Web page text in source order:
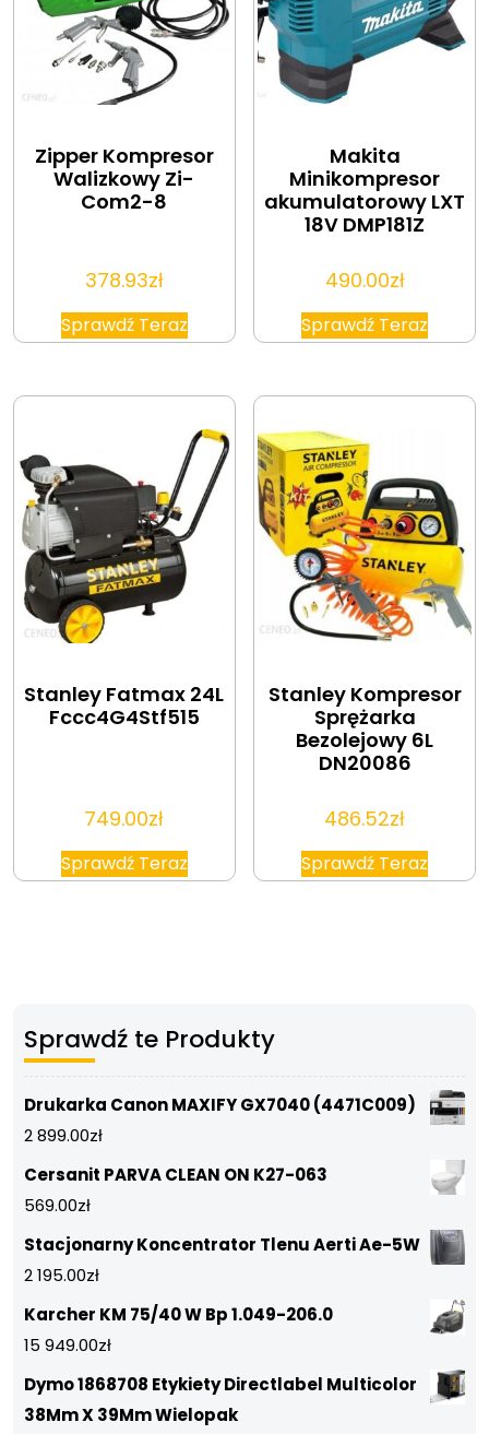
Zipper Kompresor
Walizkowy Zi-
Com2-8
378.93zł
Sprawdź Teraz
Makita
Minikompresor
akumulatorowy LXT
18V DMP181Z
490.00zł
Sprawdź Teraz
Stanley Fatmax 24L
Fccc4G4Stf515
749.00zł
Sprawdź Teraz
Stanley Kompresor
Sprężarka
Bezolejowy 6L
DN20086
486.52zł
Sprawdź Teraz
Sprawdź te Produkty
Drukarka Canon MAXIFY GX7040 (4471C009)
2 899.00zł
Cersanit PARVA CLEAN ON K27-063
569.00zł
Stacjonarny Koncentrator Tlenu Aerti Ae-5W
2 195.00zł
Karcher KM 75/40 W Bp 1.049-206.0
15 949.00zł
Dymo 1868708 Etykiety Directlabel Multicolor
38Mm X 39Mm Wielopak